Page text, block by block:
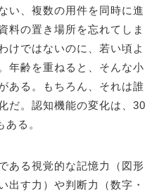
い、複数の用件を同時に進
料の置き場所を忘れてしま
けではないのに、若い頃よ
齢を重ねると、そんな小
ある。もちろん、それは誰
だ。認知機能の変化は、30
ある。
ある視覚的な記憶力（図形
出す力）や判断力（数字・